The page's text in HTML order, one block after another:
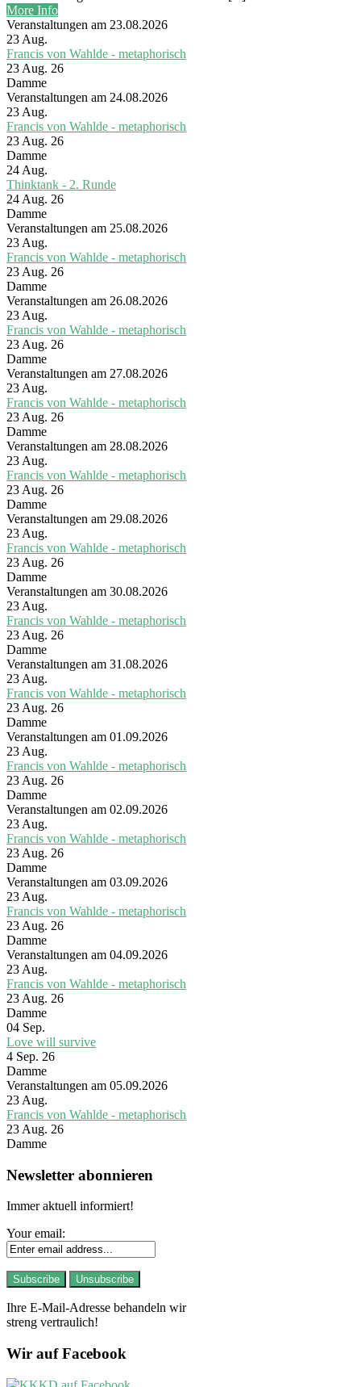
More Info
Veranstaltungen am 23.08.2026
23 Aug.
Francis von Wahlde - metaphorisch
23 Aug. 26
Damme
Veranstaltungen am 24.08.2026
23 Aug.
Francis von Wahlde - metaphorisch
23 Aug. 26
Damme
24 Aug.
Thinktank - 2. Runde
24 Aug. 26
Damme
Veranstaltungen am 25.08.2026
23 Aug.
Francis von Wahlde - metaphorisch
23 Aug. 26
Damme
Veranstaltungen am 26.08.2026
23 Aug.
Francis von Wahlde - metaphorisch
23 Aug. 26
Damme
Veranstaltungen am 27.08.2026
23 Aug.
Francis von Wahlde - metaphorisch
23 Aug. 26
Damme
Veranstaltungen am 28.08.2026
23 Aug.
Francis von Wahlde - metaphorisch
23 Aug. 26
Damme
Veranstaltungen am 29.08.2026
23 Aug.
Francis von Wahlde - metaphorisch
23 Aug. 26
Damme
Veranstaltungen am 30.08.2026
23 Aug.
Francis von Wahlde - metaphorisch
23 Aug. 26
Damme
Veranstaltungen am 31.08.2026
23 Aug.
Francis von Wahlde - metaphorisch
23 Aug. 26
Damme
Veranstaltungen am 01.09.2026
23 Aug.
Francis von Wahlde - metaphorisch
23 Aug. 26
Damme
Veranstaltungen am 02.09.2026
23 Aug.
Francis von Wahlde - metaphorisch
23 Aug. 26
Damme
Veranstaltungen am 03.09.2026
23 Aug.
Francis von Wahlde - metaphorisch
23 Aug. 26
Damme
Veranstaltungen am 04.09.2026
23 Aug.
Francis von Wahlde - metaphorisch
23 Aug. 26
Damme
04 Sep.
Love will survive
4 Sep. 26
Damme
Veranstaltungen am 05.09.2026
23 Aug.
Francis von Wahlde - metaphorisch
23 Aug. 26
Damme
Newsletter abonnieren
Immer aktuell informiert!
Your email:
Ihre E-Mail-Adresse behandeln wir
streng vertraulich!
Wir auf Facebook